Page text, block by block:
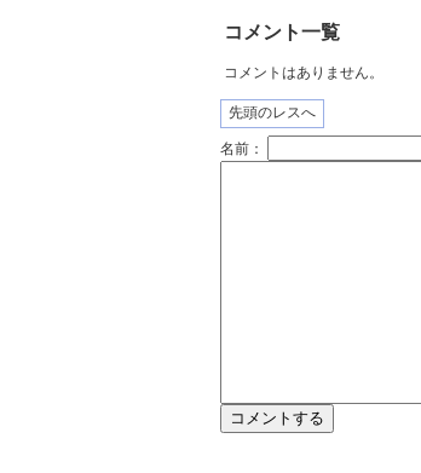
コメント一覧
コメントはありません。
先頭のレスへ
名前：